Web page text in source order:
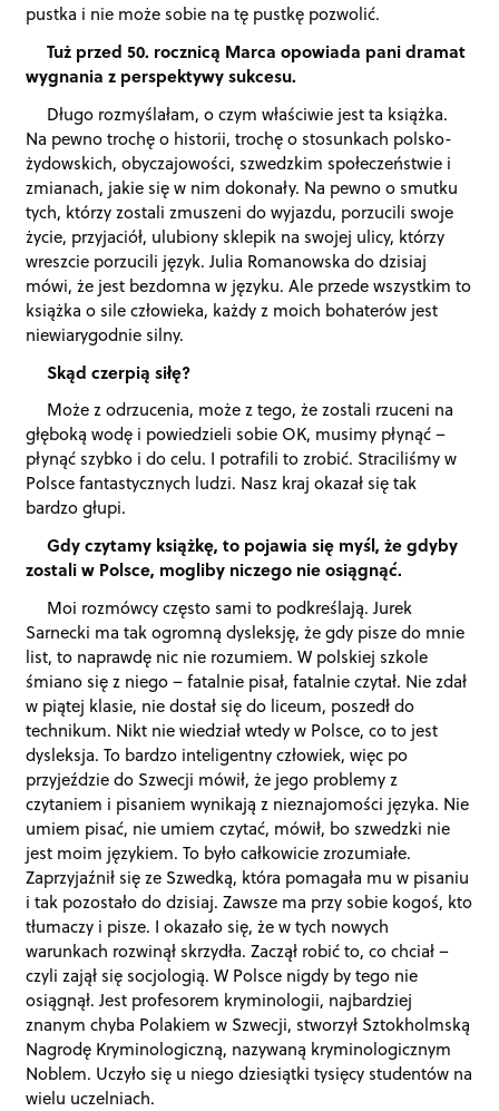
pustka i nie może sobie na tę pustkę pozwolić.
Tuż przed 50. rocznicą Marca opowiada pani dramat
wygnania z perspektywy sukcesu.
Długo rozmyślałam, o czym właściwie jest ta książka.
Na pewno trochę o historii, trochę o stosunkach polsko-
żydowskich, obyczajowości, szwedzkim społeczeństwie i
zmianach, jakie się w nim dokonały. Na pewno o smutku
tych, którzy zostali zmuszeni do wyjazdu, porzucili swoje
życie, przyjaciół, ulubiony sklepik na swojej ulicy, którzy
wreszcie porzucili język. Julia Romanowska do dzisiaj
mówi, że jest bezdomna w języku. Ale przede wszystkim to
książka o sile człowieka, każdy z moich bohaterów jest
niewiarygodnie silny.
Skąd czerpią siłę?
Może z odrzucenia, może z tego, że zostali rzuceni na
głęboką wodę i powiedzieli sobie OK, musimy płynąć –
płynąć szybko i do celu. I potrafili to zrobić. Straciliśmy w
Polsce fantastycznych ludzi. Nasz kraj okazał się tak
bardzo głupi.
Gdy czytamy książkę, to pojawia się myśl, że gdyby
zostali w Polsce, mogliby niczego nie osiągnąć.
Moi rozmówcy często sami to podkreślają. Jurek
Sarnecki ma tak ogromną dysleksję, że gdy pisze do mnie
list, to naprawdę nic nie rozumiem. W polskiej szkole
śmiano się z niego – fatalnie pisał, fatalnie czytał. Nie zdał
w piątej klasie, nie dostał się do liceum, poszedł do
technikum. Nikt nie wiedział wtedy w Polsce, co to jest
dysleksja. To bardzo inteligentny człowiek, więc po
przyjeździe do Szwecji mówił, że jego problemy z
czytaniem i pisaniem wynikają z nieznajomości języka. Nie
umiem pisać, nie umiem czytać, mówił, bo szwedzki nie
jest moim językiem. To było całkowicie zrozumiałe.
Zaprzyjaźnił się ze Szwedką, która pomagała mu w pisaniu
i tak pozostało do dzisiaj. Zawsze ma przy sobie kogoś, kto
tłumaczy i pisze. I okazało się, że w tych nowych
warunkach rozwinął skrzydła. Zaczął robić to, co chciał –
czyli zajął się socjologią. W Polsce nigdy by tego nie
osiągnął. Jest profesorem kryminologii, najbardziej
znanym chyba Polakiem w Szwecji, stworzył Sztokholmską
Nagrodę Kryminologiczną, nazywaną kryminologicznym
Noblem. Uczyło się u niego dziesiątki tysięcy studentów na
wielu uczelniach.